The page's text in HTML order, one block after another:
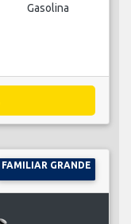
Gasolina
FAMILIAR GRANDE